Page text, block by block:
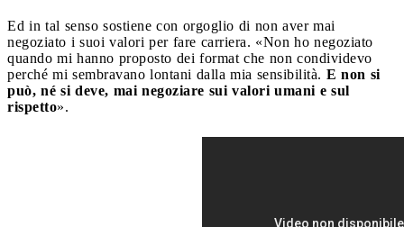
Ed in tal senso sostiene con orgoglio di non aver mai
negoziato i suoi valori per fare carriera. «Non ho negoziato
quando mi hanno proposto dei format che non condividevo
perché mi sembravano lontani dalla mia sensibilità. E non si
può, né si deve, mai negoziare sui valori umani e sul
rispetto».